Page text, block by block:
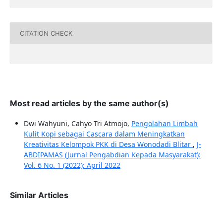
CITATION CHECK
Most read articles by the same author(s)
Dwi Wahyuni, Cahyo Tri Atmojo, Pengolahan Limbah
Kulit Kopi sebagai Cascara dalam Meningkatkan
Kreativitas Kelompok PKK di Desa Wonodadi Blitar , J-
ABDIPAMAS (Jurnal Pengabdian Kepada Masyarakat):
Vol. 6 No. 1 (2022): April 2022
Similar Articles